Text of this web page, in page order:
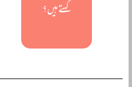
کہتے ہیں؟